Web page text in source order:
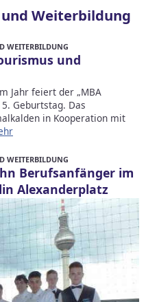
Weiterbildung
WEITERBILDUNG
und
Jahr feiert der „MBA
Geburtstag. Das
in Kooperation mit
WEITERBILDUNG
Berufsanfänger im
Alexanderplatz